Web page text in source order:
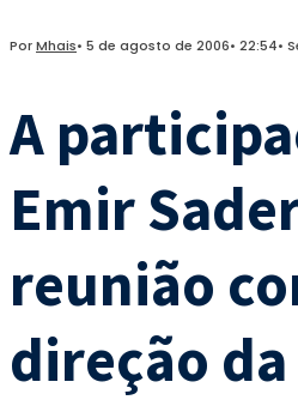
PorMhais• 5 de agosto de 2006• 22:54•
A
Emir
reunião
direção da